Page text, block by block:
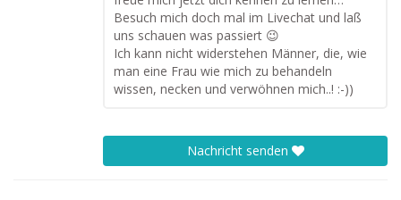
Besuch mich doch mal im Livechat und laß
uns schauen was passiert 😉
Ich kann nicht widerstehen Männer, die, wie
man eine Frau wie mich zu behandeln
wissen, necken und verwöhnen mich..! :-))
Nachricht senden